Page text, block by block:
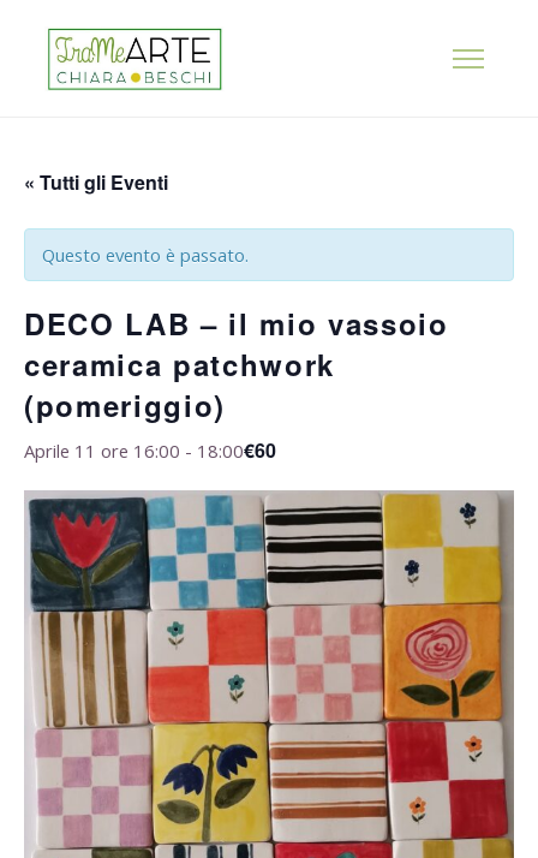
« Tutti gli Eventi
Questo evento è passato.
DECO LAB – il mio vassoio
ceramica patchwork
(pomeriggio)
Aprile 11 ore 16:00 - 18:00€60